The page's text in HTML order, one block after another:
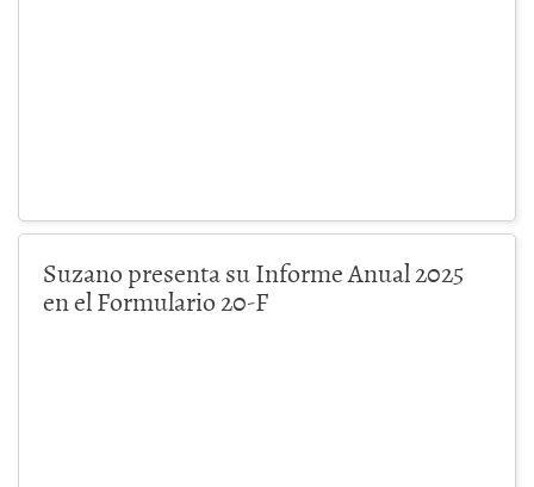
Suzano presenta su Informe Anual 2025
en el Formulario 20-F